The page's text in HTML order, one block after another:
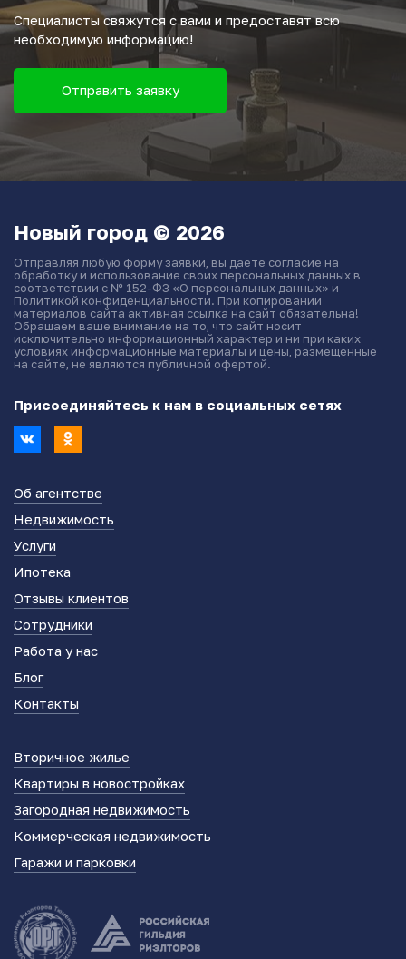
Специалисты свяжутся с вами и предоставят всю
необходимую информацию!
Отправить заявку
Новый город © 2026
Отправляя любую форму заявки, вы даете согласие на
обработку и использование своих персональных данных в
соответствии с № 152-ФЗ «О персональных данных» и
Политикой конфиденциальности. При копировании
материалов сайта активная ссылка на сайт обязательна!
Обращаем ваше внимание на то, что сайт носит
исключительно информационный характер и ни при каких
условиях информационные материалы и цены, размещенные
на сайте, не являются публичной офертой.
Присоединяйтесь к нам в социальных сетях
Об агентстве
Недвижимость
Услуги
Ипотека
Отзывы клиентов
Сотрудники
Работа у нас
Блог
Контакты
Вторичное жилье
Квартиры в новостройках
Загородная недвижимость
Коммерческая недвижимость
Гаражи и парковки